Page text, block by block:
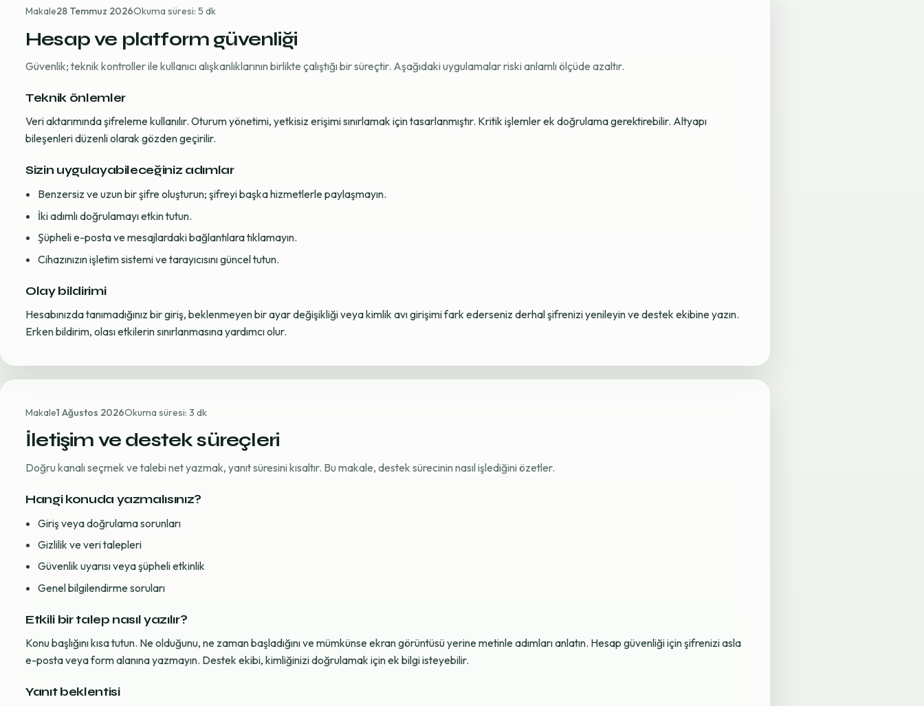
Makale28 Temmuz 2026Okuma süresi: 5 dk
Hesap ve platform güvenliği
Güvenlik; teknik kontroller ile kullanıcı alışkanlıklarının birlikte çalıştığı bir süreçtir. Aşağıdaki uygulamalar riski anlamlı ölçüde azaltır.
Teknik önlemler
Veri aktarımında şifreleme kullanılır. Oturum yönetimi, yetkisiz erişimi sınırlamak için tasarlanmıştır. Kritik işlemler ek doğrulama gerektirebilir. Altyapı
bileşenleri düzenli olarak gözden geçirilir.
Sizin uygulayabileceğiniz adımlar
Benzersiz ve uzun bir şifre oluşturun; şifreyi başka hizmetlerle paylaşmayın.
İki adımlı doğrulamayı etkin tutun.
Şüpheli e-posta ve mesajlardaki bağlantılara tıklamayın.
Cihazınızın işletim sistemi ve tarayıcısını güncel tutun.
Olay bildirimi
Hesabınızda tanımadığınız bir giriş, beklenmeyen bir ayar değişikliği veya kimlik avı girişimi fark ederseniz derhal şifrenizi yenileyin ve destek ekibine yazın.
Erken bildirim, olası etkilerin sınırlanmasına yardımcı olur.
Makale1 Ağustos 2026Okuma süresi: 3 dk
İletişim ve destek süreçleri
Doğru kanalı seçmek ve talebi net yazmak, yanıt süresini kısaltır. Bu makale, destek sürecinin nasıl işlediğini özetler.
Hangi konuda yazmalısınız?
Giriş veya doğrulama sorunları
Gizlilik ve veri talepleri
Güvenlik uyarısı veya şüpheli etkinlik
Genel bilgilendirme soruları
Etkili bir talep nasıl yazılır?
Konu başlığını kısa tutun. Ne olduğunu, ne zaman başladığını ve mümkünse ekran görüntüsü yerine metinle adımları anlatın. Hesap güvenliği için şifrenizi asla
e-posta veya form alanına yazmayın. Destek ekibi, kimliğinizi doğrulamak için ek bilgi isteyebilir.
Yanıt beklentisi